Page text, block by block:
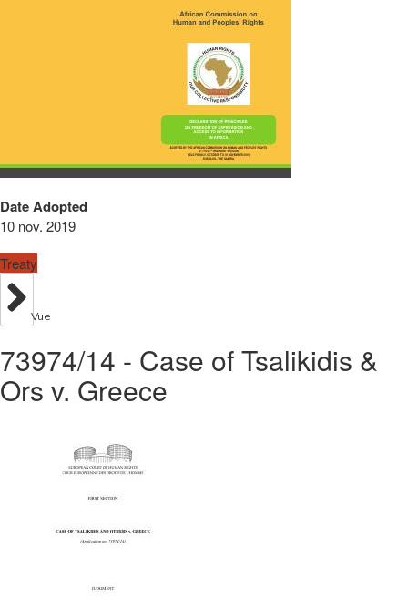
Date Adopted
10 nov. 2019
Treaty
Vue
73974/14 - Case of Tsalikidis &
Ors v. Greece